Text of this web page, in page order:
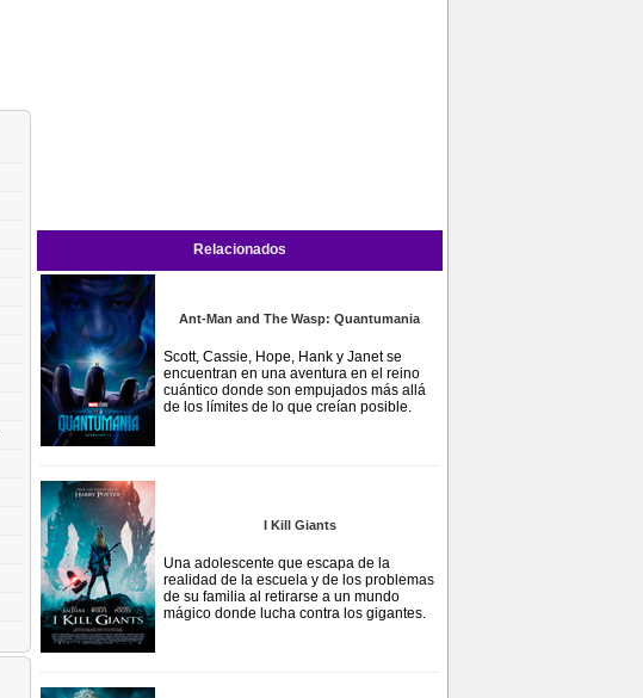
Relacionados
Ant-Man and The Wasp: Quantumania
Scott, Cassie, Hope, Hank y Janet se
encuentran en una aventura en el reino
cuántico donde son empujados más allá
de los límites de lo que creían posible.
I Kill Giants
Una adolescente que escapa de la
realidad de la escuela y de los problemas
de su familia al retirarse a un mundo
mágico donde lucha contra los gigantes.